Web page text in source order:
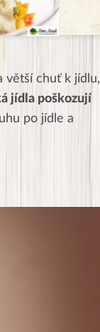
větší chuť k jídlu,
jídla poškozují
po jídle a